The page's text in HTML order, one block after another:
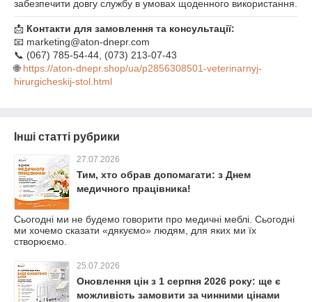
забезпечити довгу службу в умовах щоденного використання.
📩 Контакти для замовлення та консультації:
📧 marketing@aton-dnepr.com
📞 (067) 785‑54‑44, (073) 213‑07‑43
🌐 https://aton-dnepr.shop/ua/p2856308501-veterinarnyj-
hirurgicheskij-stol.html
Інші статті рубрики
27.07.2026
Тим, хто обрав допомагати: з Днем
медичного працівника!
Сьогодні ми не будемо говорити про медичні меблі. Сьогодні
ми хочемо сказати «дякуємо» людям, для яких ми їх
створюємо.
25.07.2026
Оновлення цін з 1 серпня 2026 року: ще є
можливість замовити за чинними цінами